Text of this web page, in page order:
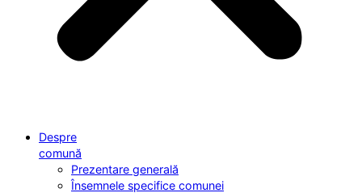
Despre
comună
Prezentare generală
Însemnele specifice comunei